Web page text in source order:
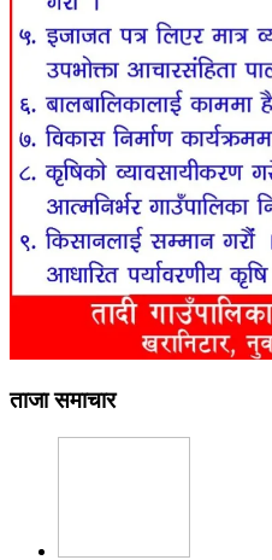
ताजा समाचार